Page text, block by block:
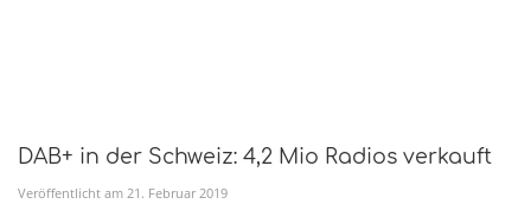
DAB+ in der Schweiz: 4,2 Mio Radios verkauft
Veröffentlicht am 21 . Februar 2019